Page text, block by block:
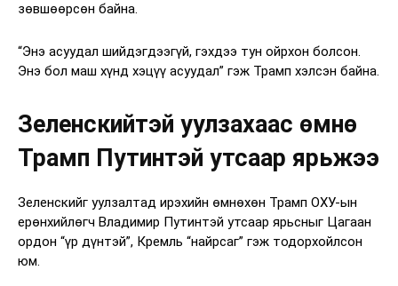
зөвшөөрсөн байна.
“Энэ асуудал шийдэгдээгүй, гэхдээ тун ойрхон болсон.
Энэ бол маш хүнд хэцүү асуудал” гэж Трамп хэлсэн байна.
Зеленскийтэй уулзахаас өмнө
Трамп Путинтэй утсаар ярьжээ
Зеленскийг уулзалтад ирэхийн өмнөхөн Трамп ОХУ-ын
ерөнхийлөгч Владимир Путинтэй утсаар ярьсныг Цагаан
ордон “үр дүнтэй”, Кремль “найрсаг” гэж тодорхойлсон
юм.